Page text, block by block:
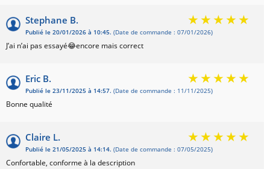
Stephane B.
Publié le 20/01/2026 à 10:45. (Date de commande : 07/01/2026)
J’ai n’ai pas essayé😂encore mais correct
Eric B.
Publié le 23/11/2025 à 14:57. (Date de commande : 11/11/2025)
Bonne qualité
Claire L.
Publié le 21/05/2025 à 14:14. (Date de commande : 07/05/2025)
Confortable, conforme à la description